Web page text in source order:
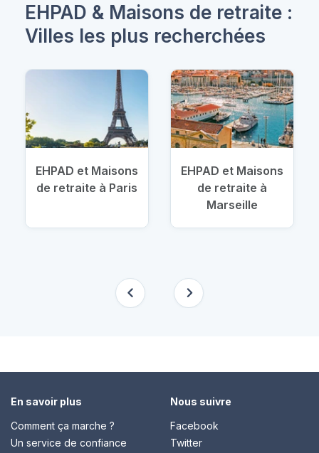
EHPAD & Maisons de retraite :
Villes les plus recherchées
EHPAD et Maisons
de retraite à Paris
EHPAD et Maisons
de retraite à
Marseille
En savoir plus
Comment ça marche ?
Un service de confiance
Nous suivre
Facebook
Twitter